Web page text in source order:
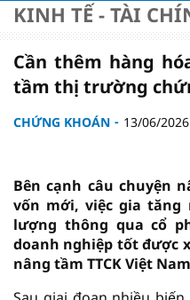
KINH TẾ - TÀI
Cần thêm hàng
tầm thị trường
CHỨNG KHOÁN 13/06/
Bên cạnh câu chuyện
vốn mới, việc gia tăng
lượng thông qua cổ
doanh nghiệp tốt được
nâng tầm TTCK Việt